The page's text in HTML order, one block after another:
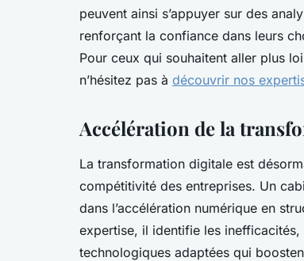
peuvent ainsi s’appuyer sur des
renforçant la confiance dans leurs
Pour ceux qui souhaitent aller plus
n’hésitez pas à découvrir nos
Accélération de la
La transformation digitale est
compétitivité des entreprises. Un
dans l’accélération numérique en
expertise, il identifie les
technologiques adaptées qui